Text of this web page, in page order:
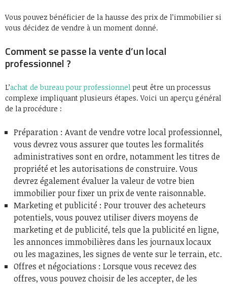
Vous pouvez bénéficier de la hausse des prix de l’immobilier si
vous décidez de vendre à un moment donné.
Comment se passe la vente d’un local
professionnel ?
L’achat de bureau pour professionnel peut être un processus
complexe impliquant plusieurs étapes. Voici un aperçu général
de la procédure :
Préparation : Avant de vendre votre local professionnel,
vous devrez vous assurer que toutes les formalités
administratives sont en ordre, notamment les titres de
propriété et les autorisations de construire. Vous
devrez également évaluer la valeur de votre bien
immobilier pour fixer un prix de vente raisonnable.
Marketing et publicité : Pour trouver des acheteurs
potentiels, vous pouvez utiliser divers moyens de
marketing et de publicité, tels que la publicité en ligne,
les annonces immobilières dans les journaux locaux
ou les magazines, les signes de vente sur le terrain, etc.
Offres et négociations : Lorsque vous recevez des
offres, vous pouvez choisir de les accepter, de les